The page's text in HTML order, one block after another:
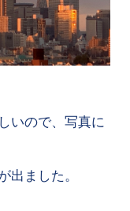
いので、写真に
ました。